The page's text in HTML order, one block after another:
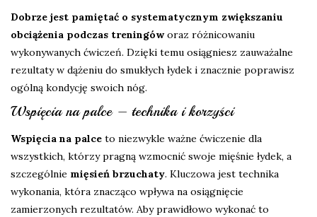
Dobrze jest pamiętać o systematycznym zwiększaniu
obciążenia podczas treningóworaz różnicowaniu
wykonywanych ćwiczeń. Dzięki temu osiągniesz zauważalne
rezultaty w dążeniu do smukłych łydek i znacznie poprawisz
ogólną kondycję swoich nóg.
Wspięcia na palce – technika i korzyści
Wspięcia na palce to niezwykle ważne ćwiczenie dla
wszystkich, którzy pragną wzmocnić swoje mięśnie łydek, a
szczególnie mięsień brzuchaty. Kluczowa jest technika
wykonania, która znacząco wpływa na osiągnięcie
zamierzonych rezultatów. Aby prawidłowo wykonać to